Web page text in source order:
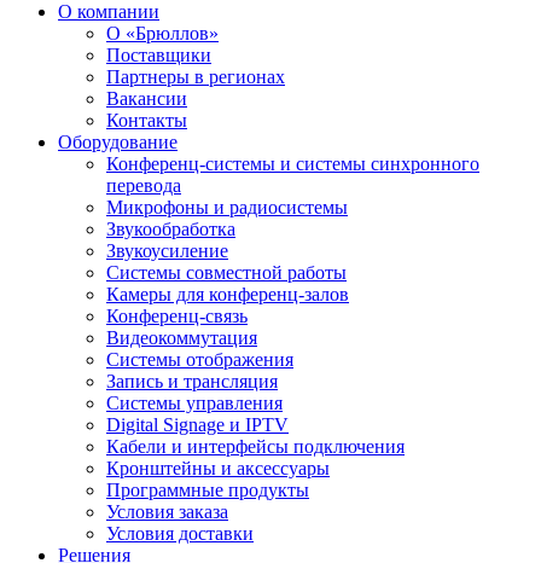
О компании
О «Брюллов»
Поставщики
Партнеры в регионах
Вакансии
Контакты
Оборудование
Конференц-системы и системы синхронного
перевода
Микрофоны и радиосистемы
Звукообработка
Звукоусиление
Системы совместной работы
Камеры для конференц-залов
Конференц-связь
Видеокоммутация
Системы отображения
Запись и трансляция
Системы управления
Digital Signage и IPTV
Кабели и интерфейсы подключения
Кронштейны и аксессуары
Программные продукты
Условия заказа
Условия доставки
Решения